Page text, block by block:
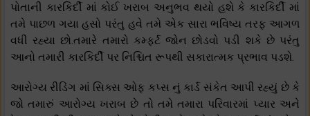
પોતાની કારકિર્દી માં કોઈ ખરાબ અનુભવ થયો હશે કે કારકિર્દી માં
તમે પાછળ ગયા હસો પરંતુ હવે તમે એક સારા ભવિષ્ય તરફ આગળ
વધી રહ્યા છો.તમારે તમારો કમ્ફર્ટ જોન છોડવો પડી શકે છે પરંતુ
આનો તમારી કારકિર્દી પર નિશ્ચિત રૂપથી સકારાત્મક પ્રભાવ પડશે.
આરોગ્ય રીડિંગ માં સિક્સ ઓફ કપ્સ નું કાર્ડ સંકેત આપી રહ્યું છે કે
જો તમારું આરોગ્ય ખરાબ છે તો તમે તમારા પરિવારમાં પ્યાર અને